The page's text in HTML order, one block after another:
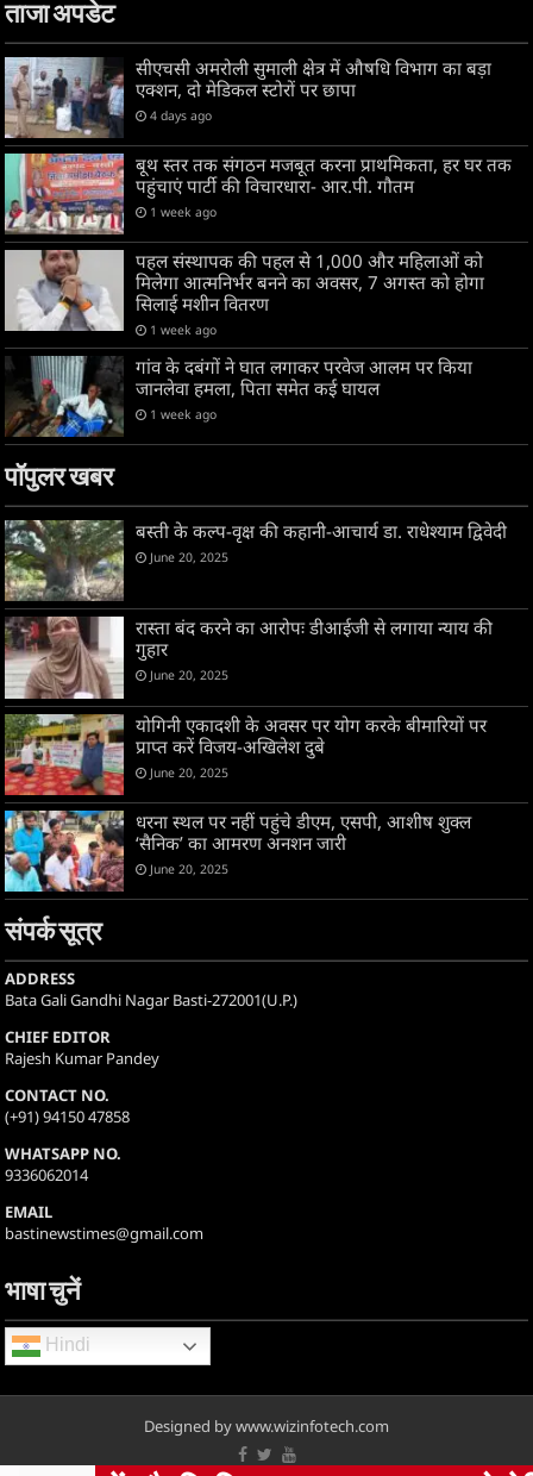
ताजा अपडेट
सीएचसी अमरोली सुमाली क्षेत्र में औषधि विभाग का बड़ा
एक्शन, दो मेडिकल स्टोरों पर छापा
4 days ago
बूथ स्तर तक संगठन मजबूत करना प्राथमिकता, हर घर तक
पहुंचाएं पार्टी की विचारधारा- आर.पी. गौतम
1 week ago
पहल संस्थापक की पहल से 1,000 और महिलाओं को
मिलेगा आत्मनिर्भर बनने का अवसर, 7 अगस्त को होगा
सिलाई मशीन वितरण
1 week ago
गांव के दबंगों ने घात लगाकर परवेज आलम पर किया
जानलेवा हमला, पिता समेत कई घायल
1 week ago
पॉपुलर खबर
बस्ती के कल्प-वृक्ष की कहानी-आचार्य डा. राधेश्याम द्विवेदी
June 20, 2025
रास्ता बंद करने का आरोपः डीआईजी से लगाया न्याय की
गुहार
June 20, 2025
योगिनी एकादशी के अवसर पर योग करके बीमारियों पर
प्राप्त करें विजय-अखिलेश दुबे
June 20, 2025
धरना स्थल पर नहीं पहुंचे डीएम, एसपी, आशीष शुक्ल
‘सैनिक’ का आमरण अनशन जारी
June 20, 2025
संपर्क सूत्र
ADDRESS
Bata Gali Gandhi Nagar Basti-272001(U.P.)
CHIEF EDITOR
Rajesh Kumar Pandey
CONTACT NO.
(+91) 94150 47858
WHATSAPP NO.
9336062014
EMAIL
bastinewstimes@gmail.com
भाषा चुनें
Hindi
Designed by www.wizinfotech.com